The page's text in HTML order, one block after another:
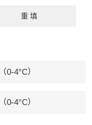
0-4°C）
0-4°C）